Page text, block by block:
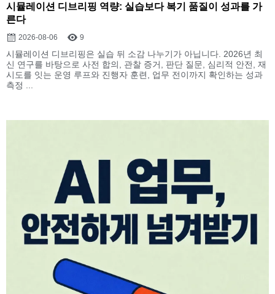
시뮬레이션 디브리핑 역량: 실습보다 복기 품질이 성과를 가
른다
2026-08-06 9
시뮬레이션 디브리핑은 실습 뒤 소감 나누기가 아닙니다. 2026년 최
신 연구를 바탕으로 사전 합의, 관찰 증거, 판단 질문, 심리적 안전, 재
시도를 잇는 운영 루프와 진행자 훈련, 업무 전이까지 확인하는 성과
측정 ...